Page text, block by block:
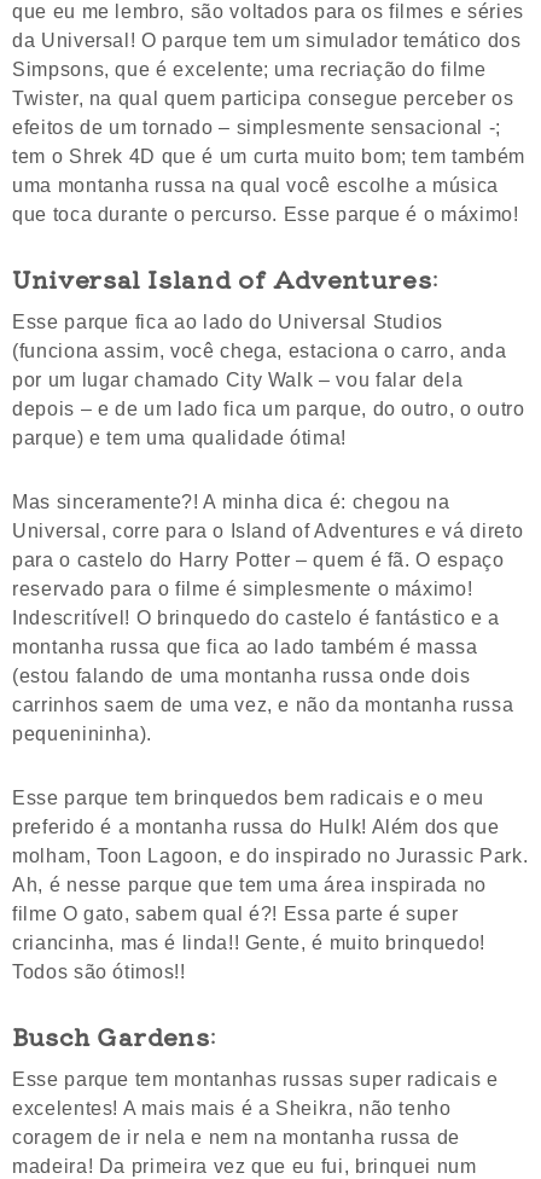
que eu me lembro, são voltados para os filmes e séries
da Universal! O parque tem um simulador temático dos
Simpsons, que é excelente; uma recriação do filme
Twister, na qual quem participa consegue perceber os
efeitos de um tornado – simplesmente sensacional -;
tem o Shrek 4D que é um curta muito bom; tem também
uma montanha russa na qual você escolhe a música
que toca durante o percurso. Esse parque é o máximo!
Universal Island of Adventures:
Esse parque fica ao lado do Universal Studios
(funciona assim, você chega, estaciona o carro, anda
por um lugar chamado City Walk – vou falar dela
depois – e de um lado fica um parque, do outro, o outro
parque) e tem uma qualidade ótima!
Mas sinceramente?! A minha dica é: chegou na
Universal, corre para o Island of Adventures e vá direto
para o castelo do Harry Potter – quem é fã. O espaço
reservado para o filme é simplesmente o máximo!
Indescritível! O brinquedo do castelo é fantástico e a
montanha russa que fica ao lado também é massa
(estou falando de uma montanha russa onde dois
carrinhos saem de uma vez, e não da montanha russa
pequenininha).
Esse parque tem brinquedos bem radicais e o meu
preferido é a montanha russa do Hulk! Além dos que
molham, Toon Lagoon, e do inspirado no Jurassic Park.
Ah, é nesse parque que tem uma área inspirada no
filme O gato, sabem qual é?! Essa parte é super
criancinha, mas é linda!! Gente, é muito brinquedo!
Todos são ótimos!!
Busch Gardens:
Esse parque tem montanhas russas super radicais e
excelentes! A mais mais é a Sheikra, não tenho
coragem de ir nela e nem na montanha russa de
madeira! Da primeira vez que eu fui, brinquei num